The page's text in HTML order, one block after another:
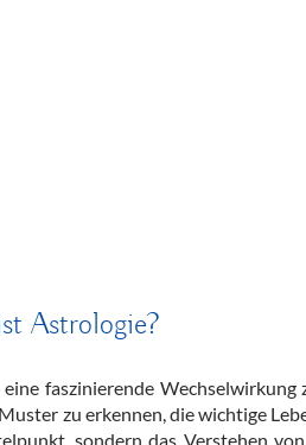
Astrologie?
faszinierende
zu erkennen, die wichtige
sondern das Verstehen